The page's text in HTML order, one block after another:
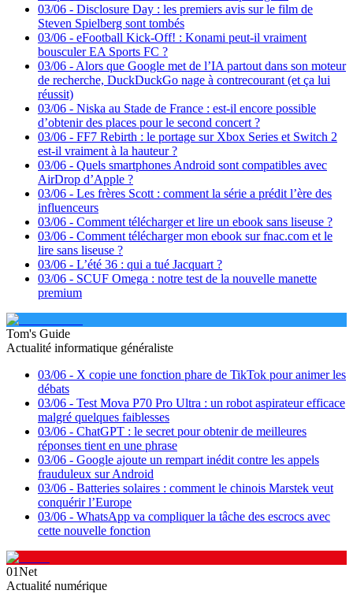
03/06 - Disclosure Day : les premiers avis sur le film de
Steven Spielberg sont tombés
03/06 - eFootball Kick-Off! : Konami peut-il vraiment
bousculer EA Sports FC ?
03/06 - Alors que Google met de l’IA partout dans son moteur
de recherche, DuckDuckGo nage à contrecourant (et ça lui
réussit)
03/06 - Niska au Stade de France : est-il encore possible
d’obtenir des places pour le second concert ?
03/06 - FF7 Rebirth : le portage sur Xbox Series et Switch 2
est-il vraiment à la hauteur ?
03/06 - Quels smartphones Android sont compatibles avec
AirDrop d’Apple ?
03/06 - Les frères Scott : comment la série a prédit l’ère des
influenceurs
03/06 - Comment télécharger et lire un ebook sans liseuse ?
03/06 - Comment télécharger mon ebook sur fnac.com et le
lire sans liseuse ?
03/06 - L’été 36 : qui a tué Jacquart ?
03/06 - SCUF Omega : notre test de la nouvelle manette
premium
Tom's Guide
Actualité informatique généraliste
03/06 - X copie une fonction phare de TikTok pour animer les
débats
03/06 - Test Mova P70 Pro Ultra : un robot aspirateur efficace
malgré quelques faiblesses
03/06 - ChatGPT : le secret pour obtenir de meilleures
réponses tient en une phrase
03/06 - Google ajoute un rempart inédit contre les appels
frauduleux sur Android
03/06 - Batteries solaires : comment le chinois Marstek veut
conquérir l’Europe
03/06 - WhatsApp va compliquer la tâche des escrocs avec
cette nouvelle fonction
01Net
Actualité numérique